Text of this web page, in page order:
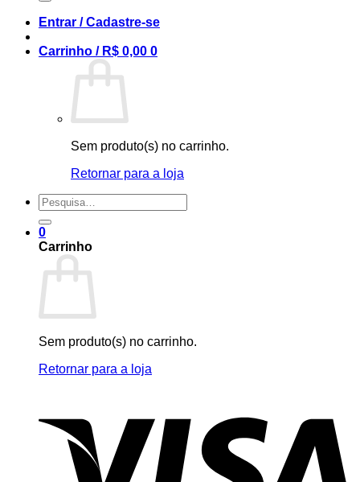
Entrar / Cadastre-se
Carrinho / R$ 0,00 0
Sem produto(s) no carrinho.
Retornar para a loja
Pesquisar
por:
0
Carrinho
Sem produto(s) no carrinho.
Retornar para a loja